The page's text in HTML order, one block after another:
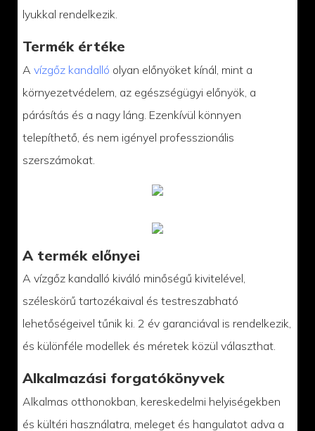
lyukkal rendelkezik.
Termék értéke
A vízgőz kandalló olyan előnyöket kínál, mint a
környezetvédelem, az egészségügyi előnyök, a
párásítás és a nagy láng. Ezenkívül könnyen
telepíthető, és nem igényel professzionális
szerszámokat.
A termék előnyei
A vízgőz kandalló kiváló minőségű kivitelével,
széleskörű tartozékaival és testreszabható
lehetőségeivel tűnik ki. 2 év garanciával is rendelkezik,
és különféle modellek és méretek közül választhat.
Alkalmazási forgatókönyvek
Alkalmas otthonokban, kereskedelmi helyiségekben
és kültéri használatra, meleget és hangulatot adva a